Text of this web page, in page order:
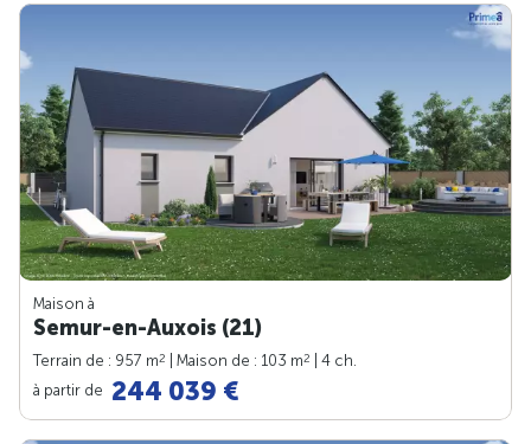
Maison à
Semur-en-Auxois (21)
Terrain de : 957 m2 | Maison de : 103 m2
| 4 ch.
à partir de 244 039 €